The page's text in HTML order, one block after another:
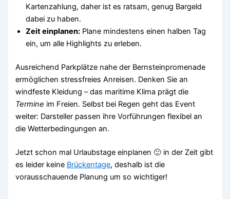
Kartenzahlung, daher ist es ratsam, genug Bargeld
dabei zu haben.
Zeit einplanen: Plane mindestens einen halben Tag
ein, um alle Highlights zu erleben.
Ausreichend Parkplätze nahe der Bernsteinpromenade
ermöglichen stressfreies Anreisen. Denken Sie an
windfeste Kleidung – das maritime Klima prägt die
Termine im Freien. Selbst bei Regen geht das Event
weiter: Darsteller passen ihre Vorführungen flexibel an
die Wetterbedingungen an.
Jetzt schon mal Urlaubstage einplanen 🙂 in der Zeit gibt
es leider keine Brückentage, deshalb ist die
vorausschauende Planung um so wichtiger!